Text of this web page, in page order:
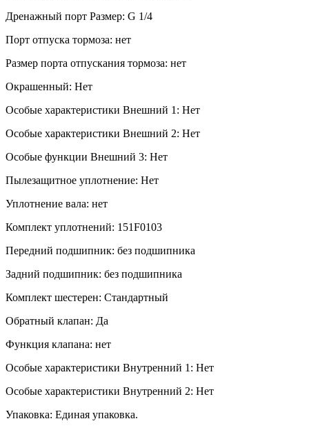
Дренажный порт Размер: G 1/4
Порт отпуска тормоза: нет
Размер порта отпускания тормоза: нет
Окрашенный: Нет
Особые характеристики Внешний 1: Нет
Особые характеристики Внешний 2: Нет
Особые функции Внешний 3: Нет
Пылезащитное уплотнение: Нет
Уплотнение вала: нет
Комплект уплотнений: 151F0103
Передний подшипник: без подшипника
Задний подшипник: без подшипника
Комплект шестерен: Стандартный
Обратный клапан: Да
Функция клапана: нет
Особые характеристики Внутренний 1: Нет
Особые характеристики Внутренний 2: Нет
Упаковка: Единая упаковка.